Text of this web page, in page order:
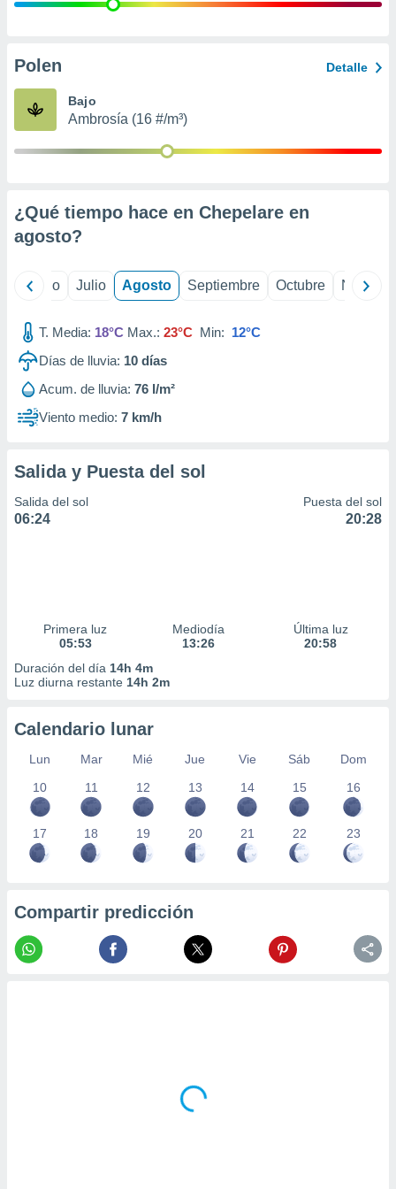
e
publicidad
Polen Detalle
Bajo
Ambrosía (16 #/m³)
¿Qué tiempo hace en Chepelare en
agosto?
Junio Julio Agosto Septiembre Octubre
T. Media: 18°C Max.: 23°C Min: 12°C
Días de lluvia: 10 días
Acum. de lluvia: 76 l/m²
Viento medio: 7 km/h
Salida y Puesta del sol
Salida del sol
06:24
Puesta del sol
20:28
Primera luz
05:53
Mediodía
13:26
Última luz
20:58
Duración del día 14h 4m
Luz diurna restante 14h 2m
Calendario lunar
Lun Mar Mié Jue Vie Sáb
Dom
10
11 12 13 14 15 16
17 18 19 20 21 22 23
Compartir predicción